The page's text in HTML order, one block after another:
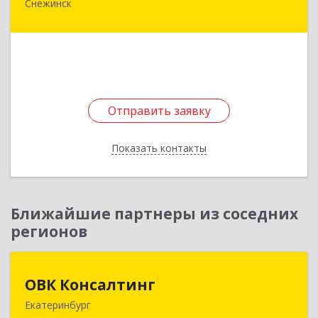
Снежинск
Отправить заявку
Показать контакты
Отправить заявку
Назад
Ближайшие партнеры из соседних
регионов
ОВК Консалтинг
Екатеринбург
620061, Свердловская обл, Екатеринбург г, Алая